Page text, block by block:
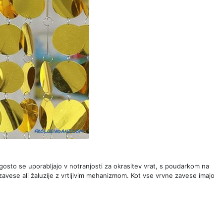
se uporabljajo v notranjosti za okrasitev vrat, s poudarkom na
ali žaluzije z vrtljivim mehanizmom. Kot vse vrvne zavese imajo